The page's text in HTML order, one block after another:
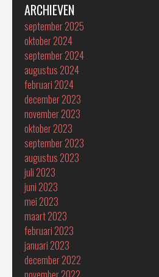
ARCHIEVEN
september 2025
oktober 2024
september 2024
augustus 2024
februari 2024
december 2023
november 2023
oktober 2023
september 2023
augustus 2023
juli 2023
juni 2023
mei 2023
maart 2023
februari 2023
januari 2023
december 2022